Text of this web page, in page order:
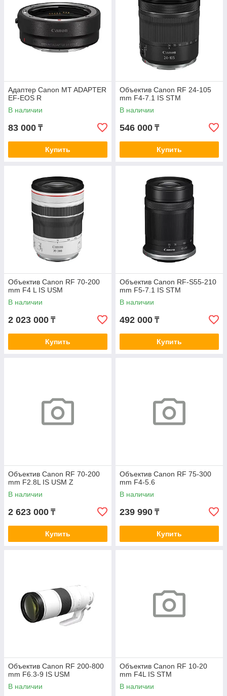
Адаптер Canon MT ADAPTER
EF-EOS R
В наличии
83 000 ₸
Купить
Объектив Canon RF 24-105
mm F4-7.1 IS STM
В наличии
546 000 ₸
Купить
Объектив Canon RF 70-200
mm F4 L IS USM
В наличии
2 023 000 ₸
Купить
Объектив Canon RF-S55-210
mm F5-7.1 IS STM
В наличии
492 000 ₸
Купить
Объектив Canon RF 70-200
mm F2.8L IS USM Z
В наличии
2 623 000 ₸
Купить
Объектив Canon RF 75-300
mm F4-5.6
В наличии
239 990 ₸
Купить
Объектив Canon RF 200-800
mm F6.3-9 IS USM
В наличии
Объектив Canon RF 10-20
mm F4L IS STM
В наличии